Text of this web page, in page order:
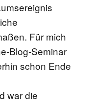
Für mich
Blog-Seminar
schon Ende
war die